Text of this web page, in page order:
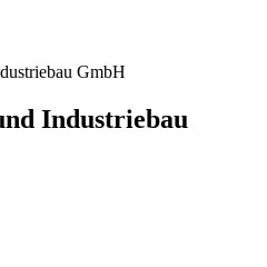
GmbH
Industriebau